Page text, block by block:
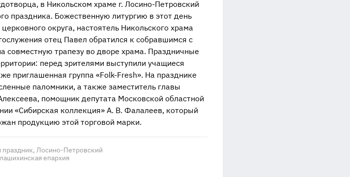
в Никольском храме г. Лосино-Петровский
праздника. Божественную литургию в этот день
округа, настоятель Никольского храма
отец Павел обратился к собравшимся с
совместную трапезу во дворе храма. Праздничные
перед зрителями выступили учащиеся
приглашенная группа «Folk-Fresh». На празднике
паломники, а также заместитель главы
помощник депутата Московской областной
«Сибирская коллекция» А. В. Фалалеев, который
продукцию этой торговой марки.
Лосино-Петровский
епархия